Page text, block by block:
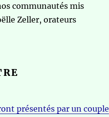
communautés mis
Zeller, orateurs
présentés par un couple